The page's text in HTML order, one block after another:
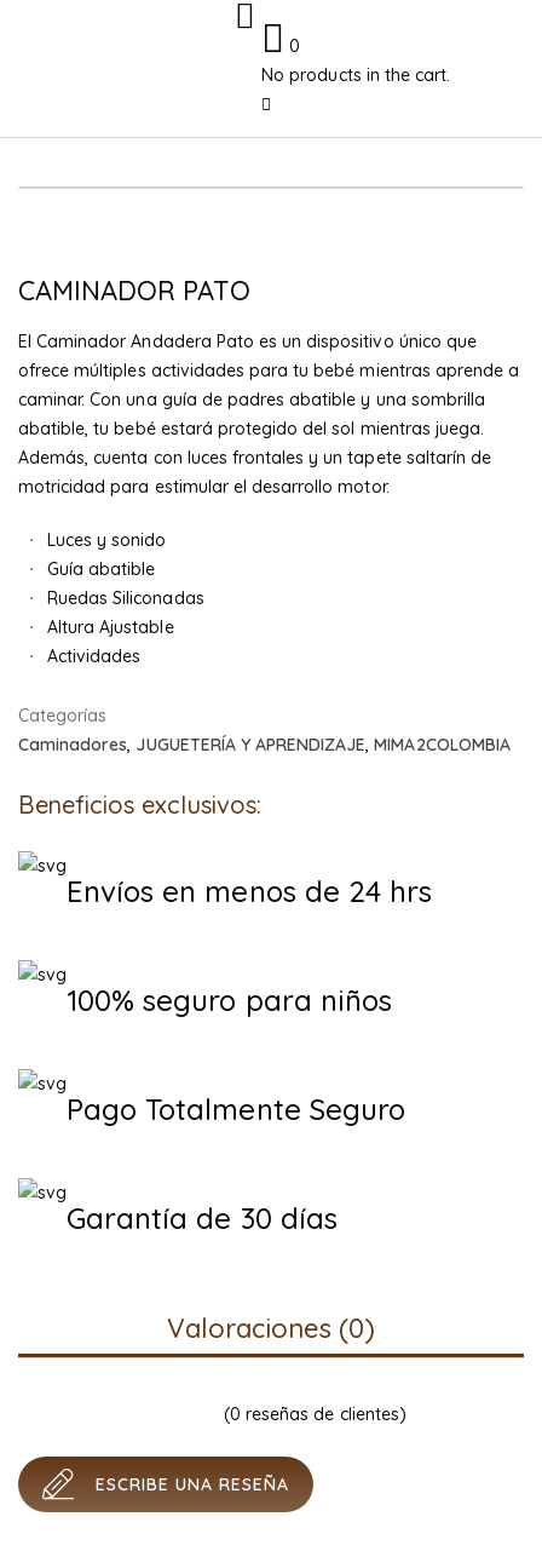
0
No products in the cart.
CAMINADOR PATO
El Caminador Andadera Pato es un dispositivo único que
ofrece múltiples actividades para tu bebé mientras aprende a
caminar. Con una guía de padres abatible y una sombrilla
abatible, tu bebé estará protegido del sol mientras juega.
Además, cuenta con luces frontales y un tapete saltarín de
motricidad para estimular el desarrollo motor.
Luces y sonido
Guía abatible
Ruedas Siliconadas
Altura Ajustable
Actividades
Categorías
Caminadores, JUGUETERÍA Y APRENDIZAJE,MIMA2COLOMBIA
Beneficios exclusivos:
Envíos en menos de 24 hrs
100% seguro para niños
Pago Totalmente Seguro
Garantía de 30 días
Valoraciones (0)
(0 reseñas de clientes)
ESCRIBE UNA RESEÑA